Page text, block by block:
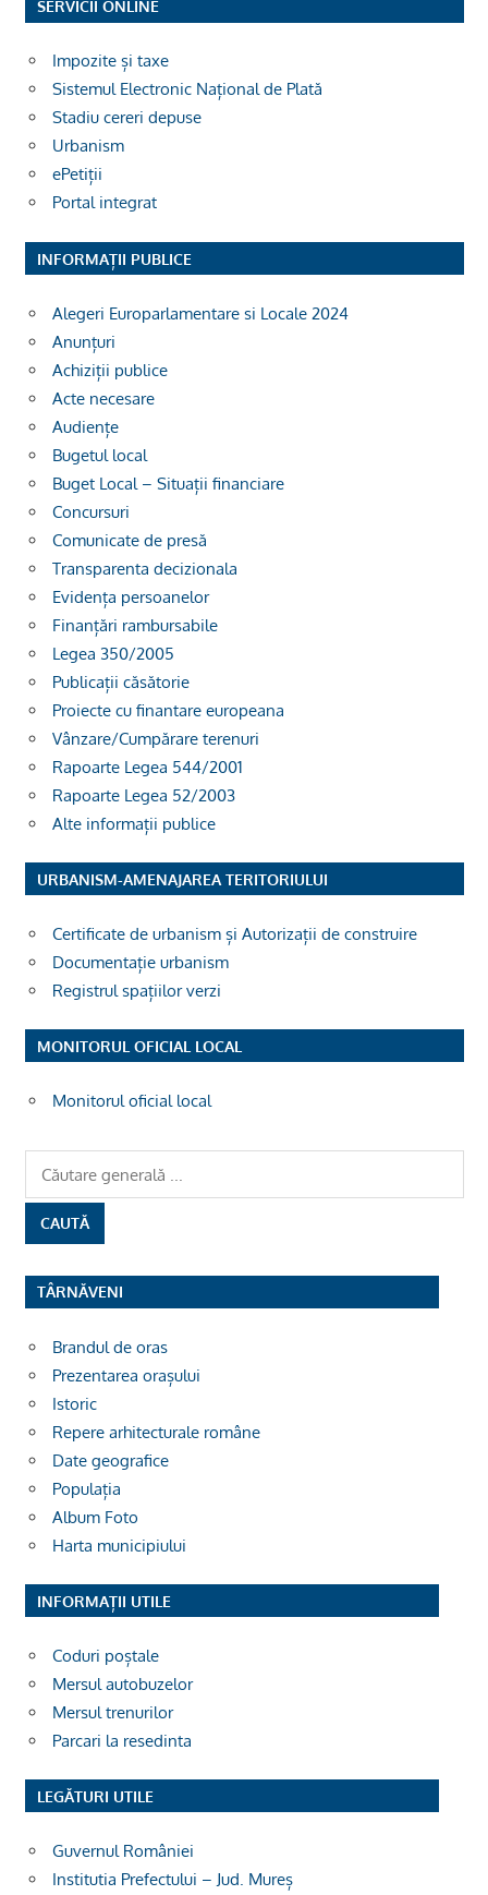
SERVICII ONLINE
Impozite și taxe
Sistemul Electronic Național de Plată
Stadiu cereri depuse
Urbanism
ePetiții
Portal integrat
INFORMAȚII PUBLICE
Alegeri Europarlamentare si Locale 2024
Anunțuri
Achiziții publice
Acte necesare
Audiențe
Bugetul local
Buget Local – Situații financiare
Concursuri
Comunicate de presă
Transparenta decizionala
Evidența persoanelor
Finanțări rambursabile
Legea 350/2005
Publicații căsătorie
Proiecte cu finantare europeana
Vânzare/Cumpărare terenuri
Rapoarte Legea 544/2001
Rapoarte Legea 52/2003
Alte informații publice
URBANISM-AMENAJAREA TERITORIULUI
Certificate de urbanism și Autorizații de construire
Documentație urbanism
Registrul spațiilor verzi
MONITORUL OFICIAL LOCAL
Monitorul oficial local
TÂRNĂVENI
Brandul de oras
Prezentarea orașului
Istoric
Repere arhitecturale române
Date geografice
Populația
Album Foto
Harta municipiului
INFORMAȚII UTILE
Coduri poștale
Mersul autobuzelor
Mersul trenurilor
Parcari la resedinta
LEGĂTURI UTILE
Guvernul României
Institutia Prefectului – Jud. Mureș